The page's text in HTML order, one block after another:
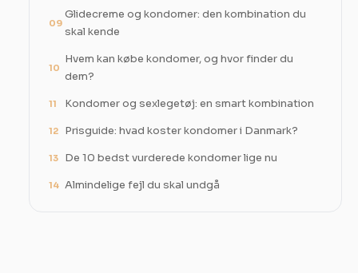
09
Glidecreme og kondomer: den kombination du
skal kende
10
Hvem kan købe kondomer, og hvor finder du
dem?
11 Kondomer og sexlegetøj: en smart kombination
12 Prisguide: hvad koster kondomer i Danmark?
13 De 10 bedst vurderede kondomer lige nu
14 Almindelige fejl du skal undgå